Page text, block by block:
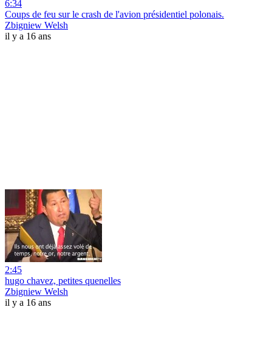
6:34
Coups de feu sur le crash de l'avion présidentiel polonais.
Zbigniew Welsh
il y a 16 ans
2:45
hugo chavez, petites quenelles
Zbigniew Welsh
il y a 16 ans